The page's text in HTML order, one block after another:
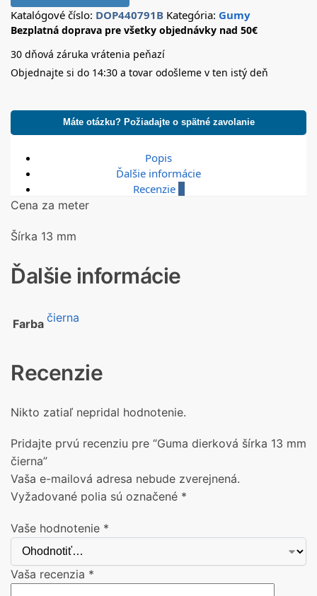
Katalógové číslo: DOP440791B Kategória: Gumy
Bezplatná doprava pre všetky objednávky nad 50€
30 dňová záruka vrátenia peňazí
Objednajte si do 14:30 a tovar odošleme v ten istý deň
Máte otázku? Požiadajte o spätné zavolanie
Popis
Ďalšie informácie
Recenzie 0
Cena za meter
Šírka 13 mm
Ďalšie informácie
Farba čierna
Recenzie
Nikto zatiaľ nepridal hodnotenie.
Pridajte prvú recenziu pre “Guma dierková šírka 13 mm
čierna”
Vaša e-mailová adresa nebude zverejnená.
Vyžadované polia sú označené *
Vaše hodnotenie *
Vaša recenzia *